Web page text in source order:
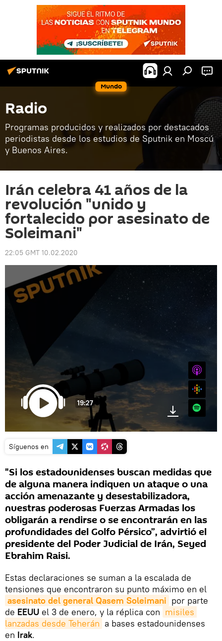
Mundo
Radio
Programas producidos y realizados por destacados
periodistas desde los estudios de Sputnik en Moscú
y Buenos Aires.
Irán celebra 41 años de la
revolución "unido y
fortalecido por asesinato de
Soleimani"
22:05 GMT 10.02.2020
19:27
Google
Spotify
Síguenos en
"Si los estadounidenses buscan medidas que
de alguna manera indiquen un ataque o una
acción amenazante y desestabilizadora,
nuestras poderosas Fuerzas Armadas los
obligarán a rendirse o se encontrarán en las
profundidades del Golfo Pérsico”, advirtió el
presidente del Poder Judicial de Irán, Seyed
Ebrahim Raisi.
Estas declaraciones se suman a la escalada de
tensiones que encontraron su punto máximo en el
asesinato del general Qasem Soleimani por parte
de EEUU el 3 de enero, y la réplica con misiles
lanzadas desde Teherán a bases estadounidenses
en Irak.